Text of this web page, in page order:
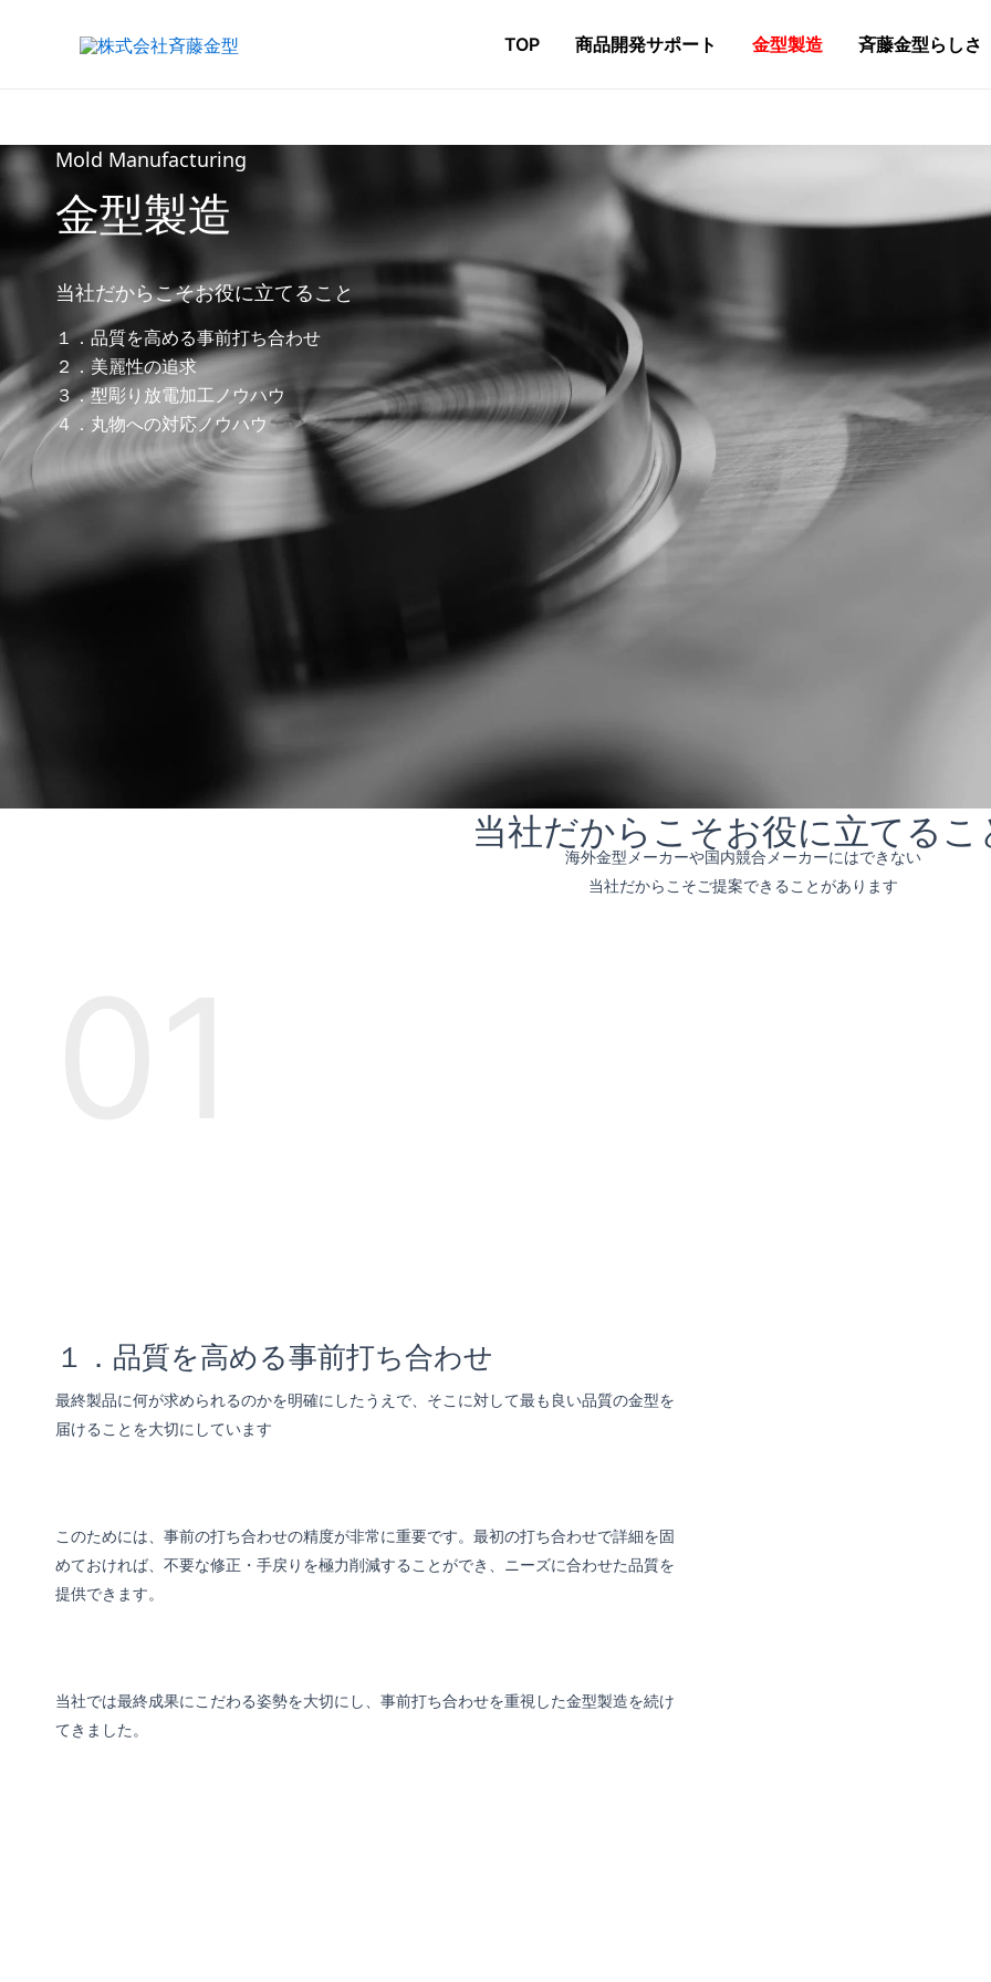
ッ
TOP 商品開発サポート 金型製造 斉藤金型らしさ
Mold Manufacturing
金型製造
当社だからこそお役に立てること
１．品質を高める事前打ち合わせ
２．美麗性の追求
３．型彫り放電加工ノウハウ
４．丸物への対応ノウハウ
当社だからこそお役に立てるこ
海外金型メーカーや国内競合メーカーにはできない
当社だからこそご提案できることがあります
１．品質を高める事前打ち合わせ
最終製品に何が求められるのかを明確にしたうえで、そこに対して最も良い品質の金型を
届けることを大切にしています
このためには、事前の打ち合わせの精度が非常に重要です。最初の打ち合わせで詳細を固
めておければ、不要な修正・手戻りを極力削減することができ、ニーズに合わせた品質を
提供できます。
当社では最終成果にこだわる姿勢を大切にし、事前打ち合わせを重視した金型製造を続け
てきました。